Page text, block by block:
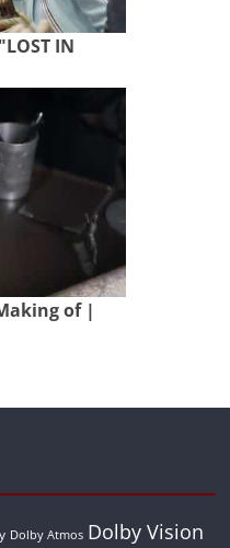
IN
of |
Dolby Atmos Dolby Vision